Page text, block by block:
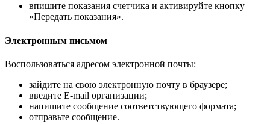
впишите показания счетчика и активируйте кнопку
«Передать показания».
Электронным письмом
Воспользоваться адресом электронной почты:
зайдите на свою электронную почту в браузере;
введите E-mail организации;
напишите сообщение соответствующего формата;
отправьте сообщение.